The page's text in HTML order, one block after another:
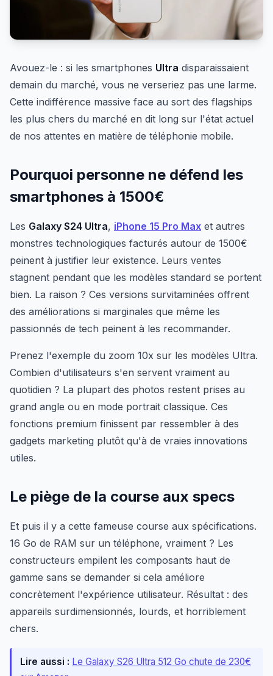
Avouez-le : si les smartphones Ultra disparaissaient
demain du marché, vous ne verseriez pas une larme.
Cette indifférence massive face au sort des flagships
les plus chers du marché en dit long sur l'état actuel
de nos attentes en matière de téléphonie mobile.
Pourquoi personne ne défend les
smartphones à 1500€
Les Galaxy S24 Ultra, iPhone 15 Pro Max et autres
monstres technologiques facturés autour de 1500€
peinent à justifier leur existence. Leurs ventes
stagnent pendant que les modèles standard se portent
bien. La raison ? Ces versions survitaminées offrent
des améliorations si marginales que même les
passionnés de tech peinent à les recommander.
Prenez l'exemple du zoom 10x sur les modèles Ultra.
Combien d'utilisateurs s'en servent vraiment au
quotidien ? La plupart des photos restent prises au
grand angle ou en mode portrait classique. Ces
fonctions premium finissent par ressembler à des
gadgets marketing plutôt qu'à de vraies innovations
utiles.
Le piège de la course aux specs
Et puis il y a cette fameuse course aux spécifications.
16 Go de RAM sur un téléphone, vraiment ? Les
constructeurs empilent les composants haut de
gamme sans se demander si cela améliore
concrètement l'expérience utilisateur. Résultat : des
appareils surdimensionnés, lourds, et horriblement
chers.
Lire aussi : Le Galaxy S26 Ultra 512 Go chute de 230€